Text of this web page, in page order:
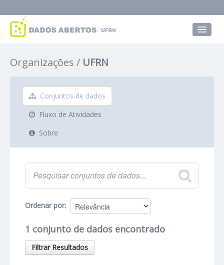
Grupos
Sobre
Organizações UFRN
Conjuntos de dados
Fluxo de Atividades
Sobre
Ordenar por
1 conjunto de dados encontrado
Filtrar Resultados